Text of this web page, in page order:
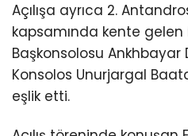
Açılışa ayrıca 2.
kapsamında kente
Başkonsolosu Ankhbayar
Konsolos Unurjargal
eşlik etti.